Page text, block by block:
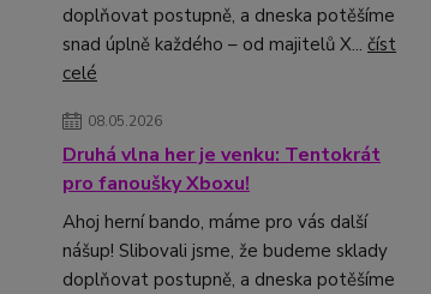
doplňovat postupně, a dneska potěšíme
snad úplně každého – od majitelů X... číst
celé
08.05.2026
Druhá vlna her je venku: Tentokrát
pro fanoušky Xboxu!
Ahoj herní bando, máme pro vás další
nášup! Slibovali jsme, že budeme sklady
doplňovat postupně, a dneska potěšíme